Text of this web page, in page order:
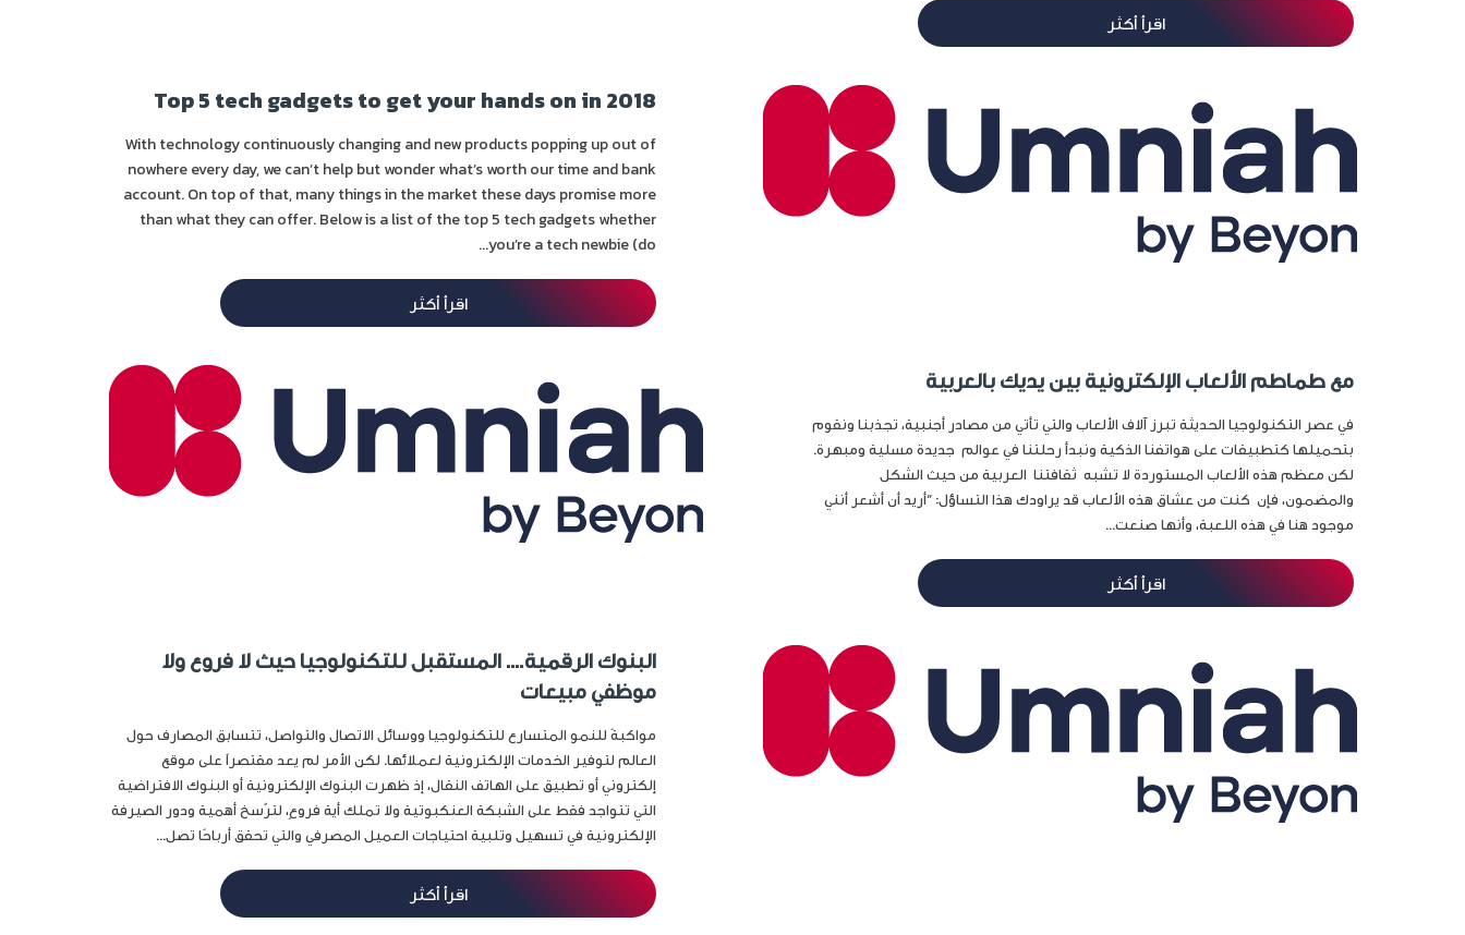
اقرأ أكثر
Top 5 tech gadgets to get your hands on in 2018
With technology continuously changing and new products popping up out of
nowhere every day, we can’t help but wonder what’s worth our time and bank
account. On top of that, many things in the market these days promise more
than what they can offer. Below is a list of the top 5 tech gadgets whether
you’re a tech newbie (do...
اقرأ أكثر
مع طماطم الألعاب الإلكترونية بين يديك بالعربية
في عصر التكنولوجيا الحديثة تبرز آلاف الألعاب والتي تأتي من مصادر أجنبية، تجذبنا ونقوم
بتحميلها كتطبيقات على هواتفنا الذكية ونبدأ رحلتنا في عوالم جديدة مسلية ومبهرة.
لكن معظم هذه الألعاب المستوردة لا تشبه ثقافتنا العربية من حيث الشكل
والمضمون، فإن كنت من عشاق هذه الألعاب قد يراودك هذا التساؤل: “أريد أن أشعر أنني
موجود هنا في هذه اللعبة، وأنها صنعت...
اقرأ أكثر
البنوك الرقمية…. المستقبل للتكنولوجيا حيث لا فروع ولا
موظفي مبيعات
مواكبةً للنمو المتسارع للتكنولوجيا ووسائل الاتصال والتواصل، تتسابق المصارف حول
العالم لتوفير الخدمات الإلكترونية لعملائها. لكن الأمر لم يعد مقتصراً على موقع
إلكتروني أو تطبيق على الهاتف النقال، إذ ظهرت البنوك الإلكترونية أو البنوك الافتراضية
التي تتواجد فقط على الشبكة العنكبوتية ولا تملك أية فروعٍ، لترّسخ أهمية ودور الصيرفة
الإلكترونية في تسهيل وتلبية احتياجات العميل المصرفي والتي تحقق أرباحًا تصل...
اقرأ أكثر